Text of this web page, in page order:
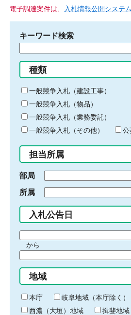
電子調達案件は、 入札情報公開システム
キーワード検索
る
キ
ー
ワ
ー
ド
入
力
種類
一般競争入札（建設工事）
一般競争入札（物品）
一般競争入札（業務委託）
一般競争入札（その他）
公
担当所属
部局
所属
入札公告日
間
始
り
から
間
終
わ
り
地域
本庁
岐阜地域（本庁除く）
西濃（大垣）地域
揖斐地域